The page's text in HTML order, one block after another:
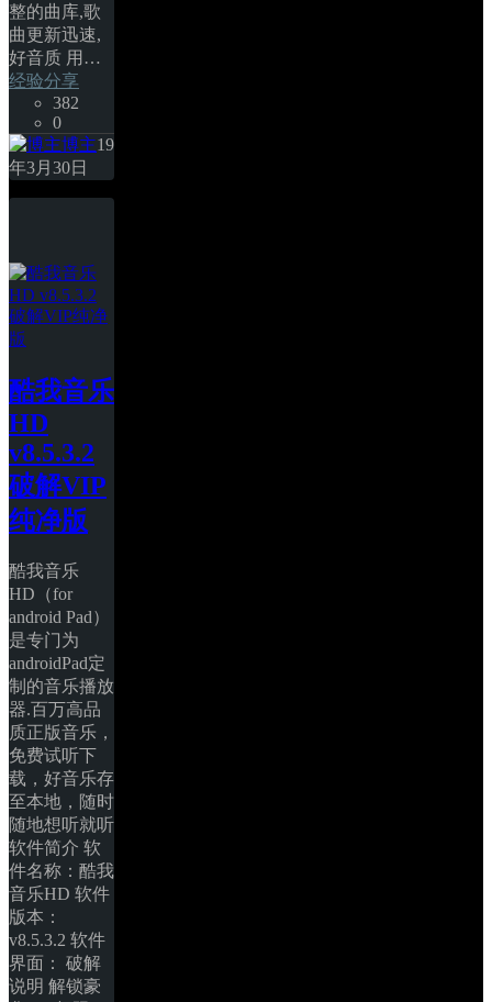
整的曲库,歌
曲更新迅速,
好音质 用…
经验分享
382
0
博主19
年3月30日
酷我音乐
HD
v8.5.3.2
破解VIP
纯净版
酷我音乐
HD（for
android Pad）
是专门为
androidPad定
制的音乐播放
器.百万高品
质正版音乐，
免费试听下
载，好音乐存
至本地，随时
随地想听就听
软件简介 软
件名称：酷我
音乐HD 软件
版本：
v8.5.3.2 软件
界面： 破解
说明 解锁豪